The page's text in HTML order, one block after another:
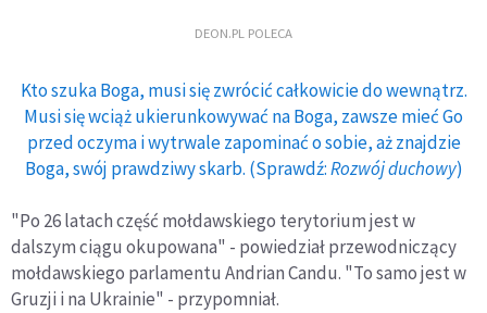
DEON.PL POLECA
Kto szuka Boga, musi się zwrócić całkowicie do wewnątrz.
Musi się wciąż ukierunkowywać na Boga, zawsze mieć Go
przed oczyma i wytrwale zapominać o sobie, aż znajdzie
Boga, swój prawdziwy skarb. (Sprawdź:Rozwój duchowy)
"Po 26 latach część mołdawskiego terytorium jest w
dalszym ciągu okupowana" - powiedział przewodniczący
mołdawskiego parlamentu Andrian Candu. "To samo jest w
Gruzji i na Ukrainie" - przypomniał.